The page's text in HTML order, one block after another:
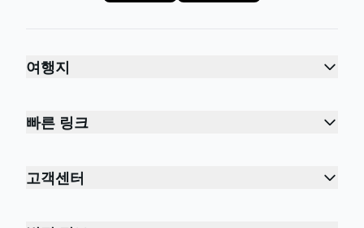
여행지
빠른 링크
고객센터